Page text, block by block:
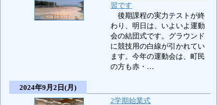
習です
後期課程の実力テストが終
わり、明日は、いよいよ運動
会の結団式です。グラウンド
に競技用の白線が引かれてい
ます。今年の運動会は、町民
の方も赤・…
2024年9月2日(月)
2学期始業式